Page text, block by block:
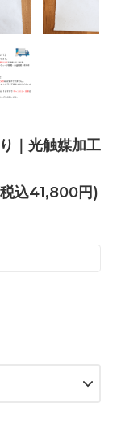
｜光触媒加工
込41,800円)